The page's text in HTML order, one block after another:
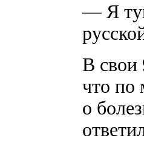
— Я
В свои
что по
о